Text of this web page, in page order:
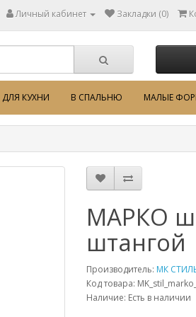
Личный кабинет Закладки (0)
ДЛЯ КУХНИ В СПАЛЬНЮ МАЛЫЕ
МАРКО
штангой
Производитель: МК
Код товара:
Наличие: Есть в наличии